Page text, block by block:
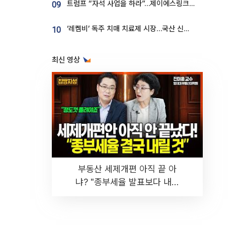
09 트럼프 “자석 사업을 하라”…제이에스링크, 비중국 영구자석 공급망 구축 속도
10 ‘레켐비’ 독주 치매 치료제 시장…국산 신약 등장하나
최신 영상
부동산 세제개편 아직 끝 아
냐? "종부세율 발표보다 내릴